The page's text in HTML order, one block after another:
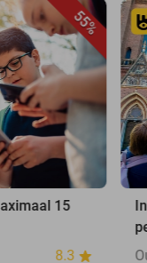
55%
15
8.3